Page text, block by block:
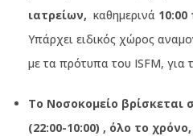
ιατρείων, καθημερινά 10:00
Υπάρχει ειδικός χώρος
με τα πρότυπα του ISFM, για
Το Νοσοκομείο βρίσκεται
(22:00-10:00) , όλο το